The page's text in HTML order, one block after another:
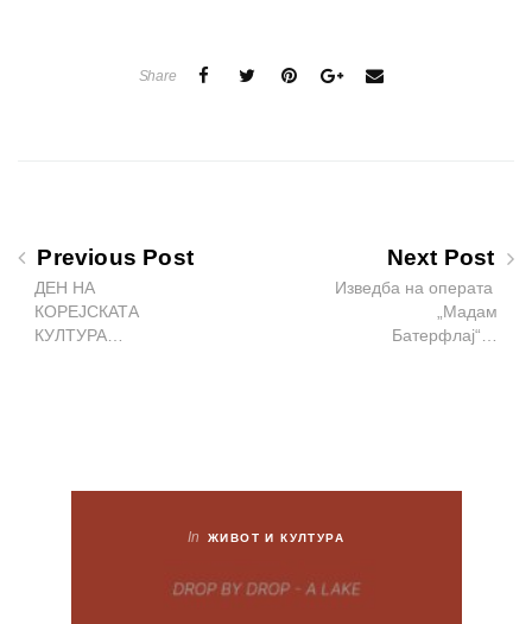
Share
Previous Post
ДЕН НА
КОРЕЈСКАТА
КУЛТУРА…
Next Post
Изведба на операта
„Мадам
Батерфлај“…
In ЖИВОТ И КУЛТУРА